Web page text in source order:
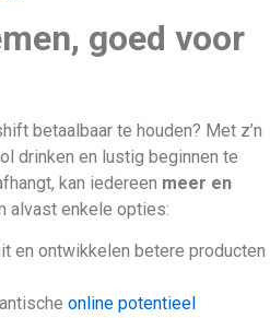
goed voor
betaalbaar te houden? Met z’n
drinken en lustig beginnen te
kan iedereen meer en
alvast enkele opties:
en ontwikkelen betere producten
online potentieel